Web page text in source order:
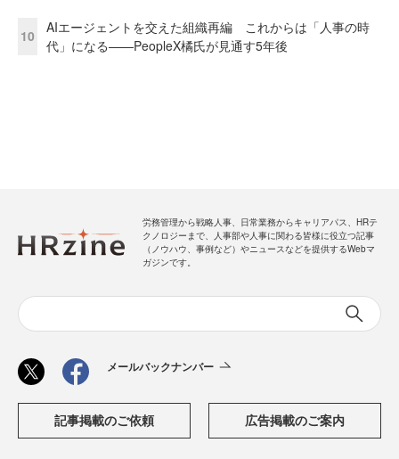
10
AIエージェントを交えた組織再編 これからは「人事の時
代」になる——PeopleX橘氏が見通す5年後
労務管理から戦略人事、日常業務からキャリアパス、HRテ
クノロジーまで、人事部や人事に関わる皆様に役立つ記事
（ノウハウ、事例など）やニュースなどを提供するWebマ
ガジンです。
メールバックナンバー
記事掲載のご依頼 広告掲載のご案内